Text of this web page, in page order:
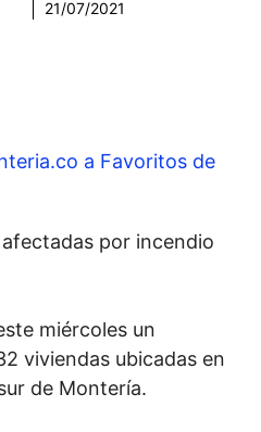
21/07/2021
a Favoritos de
por incendio
miércoles un
viviendas ubicadas en
de Montería.